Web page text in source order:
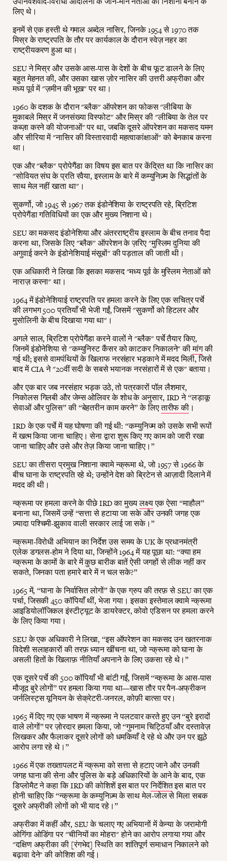
लिए थे।
इनमें से एक हस्ती थे गमाल अब्देल नासिर, जिनके 1954 से 1970 तक
मिस्र के राष्ट्रपति के तौर पर कार्यकाल के दौरान स्वेज़ नहर का
राष्ट्रीयकरण हुआ था।
SEU ने मिस्र और उसके आस-पास के देशों के बीच फूट डालने के लिए
बहुत मेहनत की, और उसका खास ज़ोर नासिर की उत्तरी अफ्रीका और
मध्य पूर्व में "ज़मीन की भूख" पर था।
1960 के दशक के दौरान "ब्लैक" ऑपरेशन का फोकस "लीबिया के
मुकाबले मिस्र में जनसंख्या विस्फोट" और मिस्र की "लीबिया के तेल पर
कब्ज़ा करने की योजनाओं" पर था, जबकि दूसरे ऑपरेशन का मकसद यमन
और सीरिया में "नासिर की विस्तारवादी महत्वाकांक्षाओं" को बेनकाब करना
था।
एक और "ब्लैक" प्रोपेगैंडा का विषय इस बात पर केंद्रित था कि नासिर का
"सोवियत संघ के प्रति रवैया, इस्लाम के बारे में कम्युनिज़्म के सिद्धांतों के
साथ मेल नहीं खाता था"।
सुकर्णो, जो 1945 से 1967 तक इंडोनेशिया के राष्ट्रपति रहे, ब्रिटिश
प्रोपेगैंडा गतिविधियों का एक और मुख्य निशाना थे।
SEU का मकसद इंडोनेशिया और अंतरराष्ट्रीय इस्लाम के बीच तनाव पैदा
करना था, जिसके लिए "ब्लैक" ऑपरेशन के ज़रिए "मुस्लिम दुनिया की
अगुवाई करने के इंडोनेशियाई मंसूबों" की पड़ताल की जाती थी।
एक अधिकारी ने लिखा कि इसका मकसद "मध्य पूर्व के मुस्लिम नेताओं को
नाराज़ करना" था।
1964 में इंडोनेशियाई राष्ट्रपति पर हमला करने के लिए एक सचित्र पर्चे
की लगभग 500 प्रतियाँ भी भेजी गईं, जिसमें "सुकर्णो को हिटलर और
मुसोलिनी के बीच दिखाया गया था"।
अगले साल, ब्रिटिश प्रोपेगैंडा करने वालों ने "ब्लैक" पर्चे तैयार किए,
जिनमें इंडोनेशिया से "कम्युनिस्ट कैंसर को काटकर निकालने" कीमांगकी
गई थी; इससे वामपंथियों के खिलाफ नरसंहार भड़काने में मदद मिली, जिसे
बाद में CIA ने "20वीं सदी के सबसे भयानक नरसंहारों में से एक" बताया।
और एक बार जब नरसंहार भड़क उठे, तो पत्रकारों पॉल लैशमार,
निकोलस गिलबी और जेम्स ओलिवर के शोध के अनुसार, IRD ने “लड़ाकू
सेवाओं और पुलिस” की “बेहतरीन काम करने” के लिएतारीफ की ।
IRD के एक पर्चे में यह घोषणा की गई थी: “कम्युनिज्म को उसके सभी रूपों
में खत्म किया जाना चाहिए। सेना द्वारा शुरू किए गए काम को जारी रखा
जाना चाहिए और उसे और तेज़ किया जाना चाहिए।”
SEU का तीसरा प्रमुख निशाना क्वामे न्क्रूमा थे, जो 1957 से 1966 के
बीच घाना के राष्ट्रपति रहे थे; उन्होंने देश को ब्रिटेन से आज़ादी दिलाने में
मदद की थी।
न्क्रूमा पर हमला करने के पीछे IRD का मुख्यलक्ष्यएक ऐसा “माहौल”
बनाना था, जिसमें उन्हें “सत्ता से हटाया जा सके और उनकी जगह एक
ज़्यादा पश्चिमी-झुकाव वाली सरकार लाई जा सके।”
न्क्रूमा-विरोधी अभियान का निर्देश उस समय के UK के प्रधानमंत्री
एलेक डगलस-होम ने दिया था, जिन्होंने 1964 में यह पूछा था: “क्या हम
न्क्रूमा के कामों के बारे में कुछ बारीक बातें ऐसी जगहों से लीक नहीं कर
सकते, जिनका पता हमारे बारे में न चल सके?”
1965 में, “घाना के निर्वासित लोगों” के एक ग्रुप की तरफ़ से SEU का एक
पर्चा, जिसकी 450 कॉपियाँ थीं, भेजा गया। इसका इस्तेमाल क्वामे न्क्रूमा
आइडियोलॉजिकल इंस्टीट्यूट के डायरेक्टर, कोवो एडिसन पर हमला करने
के लिए किया गया।
SEU के एक अधिकारी ने लिखा, “इस ऑपरेशन का मकसद उन खतरनाक
विदेशी सलाहकारों की तरफ़ ध्यान खींचना था, जो न्क्रूमा को घाना के
असली हितों के खिलाफ़ नीतियाँ अपनाने के लिए उकसा रहे थे।”
एक दूसरे पर्चे की 500 कॉपियाँ भी बांटी गईं, जिसमें “न्क्रूमा के आस-पास
मौजूद बुरे लोगों” पर हमला किया गया था—खास तौर पर पैन-अफ्रीकन
जर्नलिस्ट्स यूनियन के सेक्रेटरी-जनरल, कोफ़ी बात्सा पर।
1965 में दिए गए एक भाषण में न्क्रूमा ने पलटवार करते हुए उन “बुरे इरादों
वाले लोगों” पर ज़ोरदार हमला किया, जो “गुमनाम चिट्ठियाँ और दस्तावेज़
लिखकर और फैलाकर दूसरे लोगों को धमकियाँ दे रहे थे और उन पर झूठे
आरोप लगा रहे थे।”
1966 में एक तख्तापलट में न्क्रूमा को सत्ता से हटाए जाने और उनकी
जगह घाना की सेना और पुलिस के बड़े अधिकारियों के आने के बाद, एक
डिप्लोमैट ने कहा कि IRD की कोशिशें इस बात परनिर्देशितइस बात पर
होनी चाहिए कि “न्क्रूमा के कम्युनिज़्म के साथ मेल-जोल से मिला सबक
दूसरे अफ्रीकी लोगों को भी याद रहे।”
अफ्रीका में कहीं और, SEU के चलाए गए अभियानों में केन्या के जरामोगी
ओगिंगा ओडिंगा पर "चीनियों का मोहरा" होने का आरोप लगाया गया और
"दक्षिण अफ्रीका की [रंगभेद] स्थिति का शांतिपूर्ण समाधान निकालने को
बढ़ावा देने" की कोशिश की गई।